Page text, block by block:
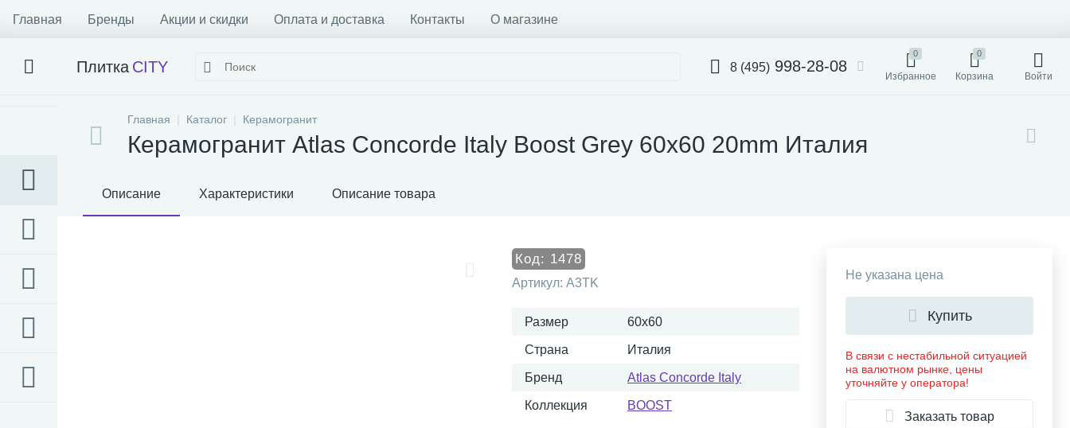
Главная Бренды Акции и скидки Оплата и доставка Контакты О магазине
Плитка CITY 8 (495) 998-28-08
0
Избранное
0
Корзина Войти
Главная Каталог Керамогранит
Керамогранит Atlas Concorde Italy Boost Grey 60x60 20mm Италия
Описание Характеристики Описание товара
Код: 1478
Артикул: A3TK
Размер 60x60
Страна Италия
Бренд Atlas Concorde Italy
Коллекция BOOST
Не указана цена
Купить
В связи с нестабильной ситуацией
на валютном рынке, цены
уточняйте у оператора!
Заказать товар